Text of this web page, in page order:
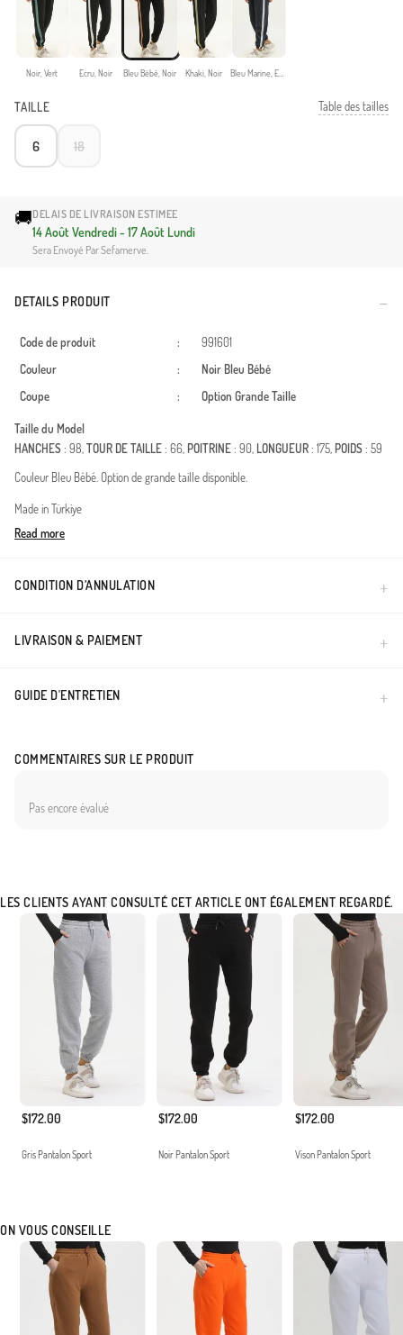
Noir, Vert Ecru, Noir Bleu Bébé, Noir Khaki, Noir
TAILLE Table des tailles
6 18
🚚DELAIS DE LIVRAISON ESTIMEE
14 Août Vendredi - 17 Août Lundi
Sera Envoyé Par Sefamerve.
DETAILS PRODUIT
Code de produit :
991601
Couleur
: Noir Bleu Bébé
Coupe
: Option Grande Taille
Taille du Model
HANCHES: 98,TOUR DE TAILLE: 66, POITRINE: 90, LONGUEUR: 175, POIDS: 59
Couleur Bleu Bébé. Option de grande taille disponible.
Made in Türkiye
Read more
CONDITION D’ANNULATION
LIVRAISON & PAIEMENT
GUIDE D'ENTRETIEN
COMMENTAIRES SUR LE PRODUIT
Pas encore évalué
LES CLIENTS AYANT CONSULTÉ CET ARTICLE ONT ÉGALEMENT REGARDÉ.
$172.00
Gris Pantalon Sport
$172.00
Noir Pantalon Sport
$172.00
Vison Pantalon Sport
ON VOUS CONSEILLE